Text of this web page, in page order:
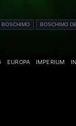
BOSCHIMO BOSCHIMO
EUROPA IMPERIUM